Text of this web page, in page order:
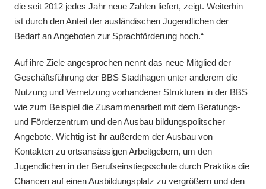
die seit 2012 jedes Jahr neue Zahlen liefert, zeigt. Weiterhin
ist durch den Anteil der ausländischen Jugendlichen der
Bedarf an Angeboten zur Sprachförderung hoch.“
Auf ihre Ziele angesprochen nennt das neue Mitglied der
Geschäftsführung der BBS Stadthagen unter anderem die
Nutzung und Vernetzung vorhandener Strukturen in der BBS
wie zum Beispiel die Zusammenarbeit mit dem Beratungs-
und Förderzentrum und den Ausbau bildungspolitscher
Angebote. Wichtig ist ihr außerdem der Ausbau von
Kontakten zu ortsansässigen Arbeitgebern, um den
Jugendlichen in der Berufseinstiegsschule durch Praktika die
Chancen auf einen Ausbildungsplatz zu vergrößern und den